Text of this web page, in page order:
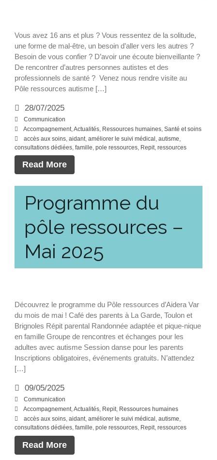
Soins & santé
Loisirs & Repit
Vous engager
Soutenir nos actions
Actualités
Évènements
Vous avez 16 ans et plus ? Vous ressentez de la solitude,
une forme de mal-être, un besoin d’aller vers les autres ?
Besoin de vous confier ? D’avoir une écoute bienveillante ?
De rencontrer d’autres personnes autistes et des
professionnels de santé ? Venez nous rendre visite au
Pôle ressources autisme […]
28/07/2025
Communication
Accompagnement Actualités Ressources humaines Santé et soins
accès aux soins aidant améliorer le suivi médical autisme
consultations dédiées famille pole ressources Repit ressources
Read More
Programme du
pôle ressources –
Mai 2025
Découvrez le programme du Pôle ressources d’Aidera Var
du mois de mai ! Café des parents à La Garde, Toulon et
Brignoles Répit parental Randonnée adaptée et pique-nique
en famille Groupe de rencontres et échanges pour les
adultes avec autisme Session danse pour les parents
Inscriptions obligatoires, événements gratuits. N’attendez
[…]
09/05/2025
Communication
Accompagnement,Actualités, Repit, Ressources humaines
accès aux soins, aidant, améliorer le suivi médical , autisme,
consultations dédiées, famille, pole ressources, Repit, ressources
Read More